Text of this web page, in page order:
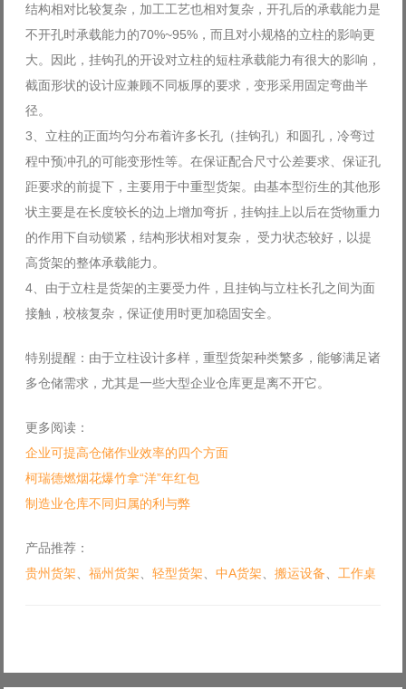
结构相对比较复杂，加工工艺也相对复杂，开孔后的承载能力是
不开孔时承载能力的70%~95%，而且对小规格的立柱的影响更
大。因此，挂钩孔的开设对立柱的短柱承载能力有很大的影响，
截面形状的设计应兼顾不同板厚的要求，变形采用固定弯曲半
径。
3、立柱的正面均匀分布着许多长孔（挂钩孔）和圆孔，冷弯过
程中预冲孔的可能变形性等。在保证配合尺寸公差要求、保证孔
距要求的前提下，主要用于中重型货架。由基本型衍生的其他形
状主要是在长度较长的边上增加弯折，挂钩挂上以后在货物重力
的作用下自动锁紧，结构形状相对复杂， 受力状态较好，以提
高货架的整体承载能力。
4、由于立柱是货架的主要受力件，且挂钩与立柱长孔之间为面
接触，校核复杂，保证使用时更加稳固安全。
特别提醒：由于立柱设计多样，重型货架种类繁多，能够满足诸
多仓储需求，尤其是一些大型企业仓库更是离不开它。
更多阅读：
企业可提高仓储作业效率的四个方面
柯瑞德燃烟花爆竹拿“洋”年红包
制造业仓库不同归属的利与弊
产品推荐：
贵州货架
福州货架 轻型货架 中A货架 搬运设备 工作桌